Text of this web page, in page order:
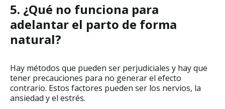
5. ¿Qué no funciona para
adelantar el parto de forma
natural?
Hay métodos que pueden ser perjudiciales y hay que
tener precauciones para no generar el efecto
contrario. Estos factores pueden ser los nervios, la
ansiedad y el estrés.